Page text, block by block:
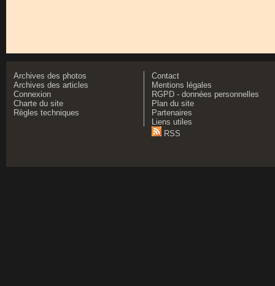
Archives des photos
Archives des articles
Connexion
Charte du site
Règles techniques
Contact
Mentions légales
RGPD - données personnelles
Plan du site
Partenaires
Liens utiles
RSS